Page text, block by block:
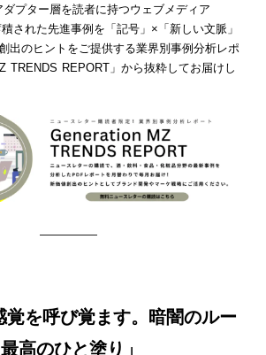
プター層を読者に持つウェブメディア
された先進事例を「記号」×「新しい文脈」
出のヒントをご提供する業界別事例分析レポ
TRENDS REPORT」から抜粋してお届けし
—————
覚を呼び覚ます。暗闇のルー
高のひと塗り」